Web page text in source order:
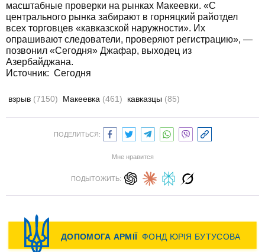
масштабные проверки на рынках Макеевки. «С
центрального рынка забирают в горняцкий райотдел
всех торговцев «кавказской наружности». Их
опрашивают следователи, проверяют регистрацию», —
позвонил «Сегодня» Джафар, выходец из
Азербайджана.
Источник: Сегодня
взрыв (7150) Макеевка (461) кавказцы (85)
ПОДЕЛИТЬСЯ:
Мне нравится
ПОДЫТОЖИТЬ: